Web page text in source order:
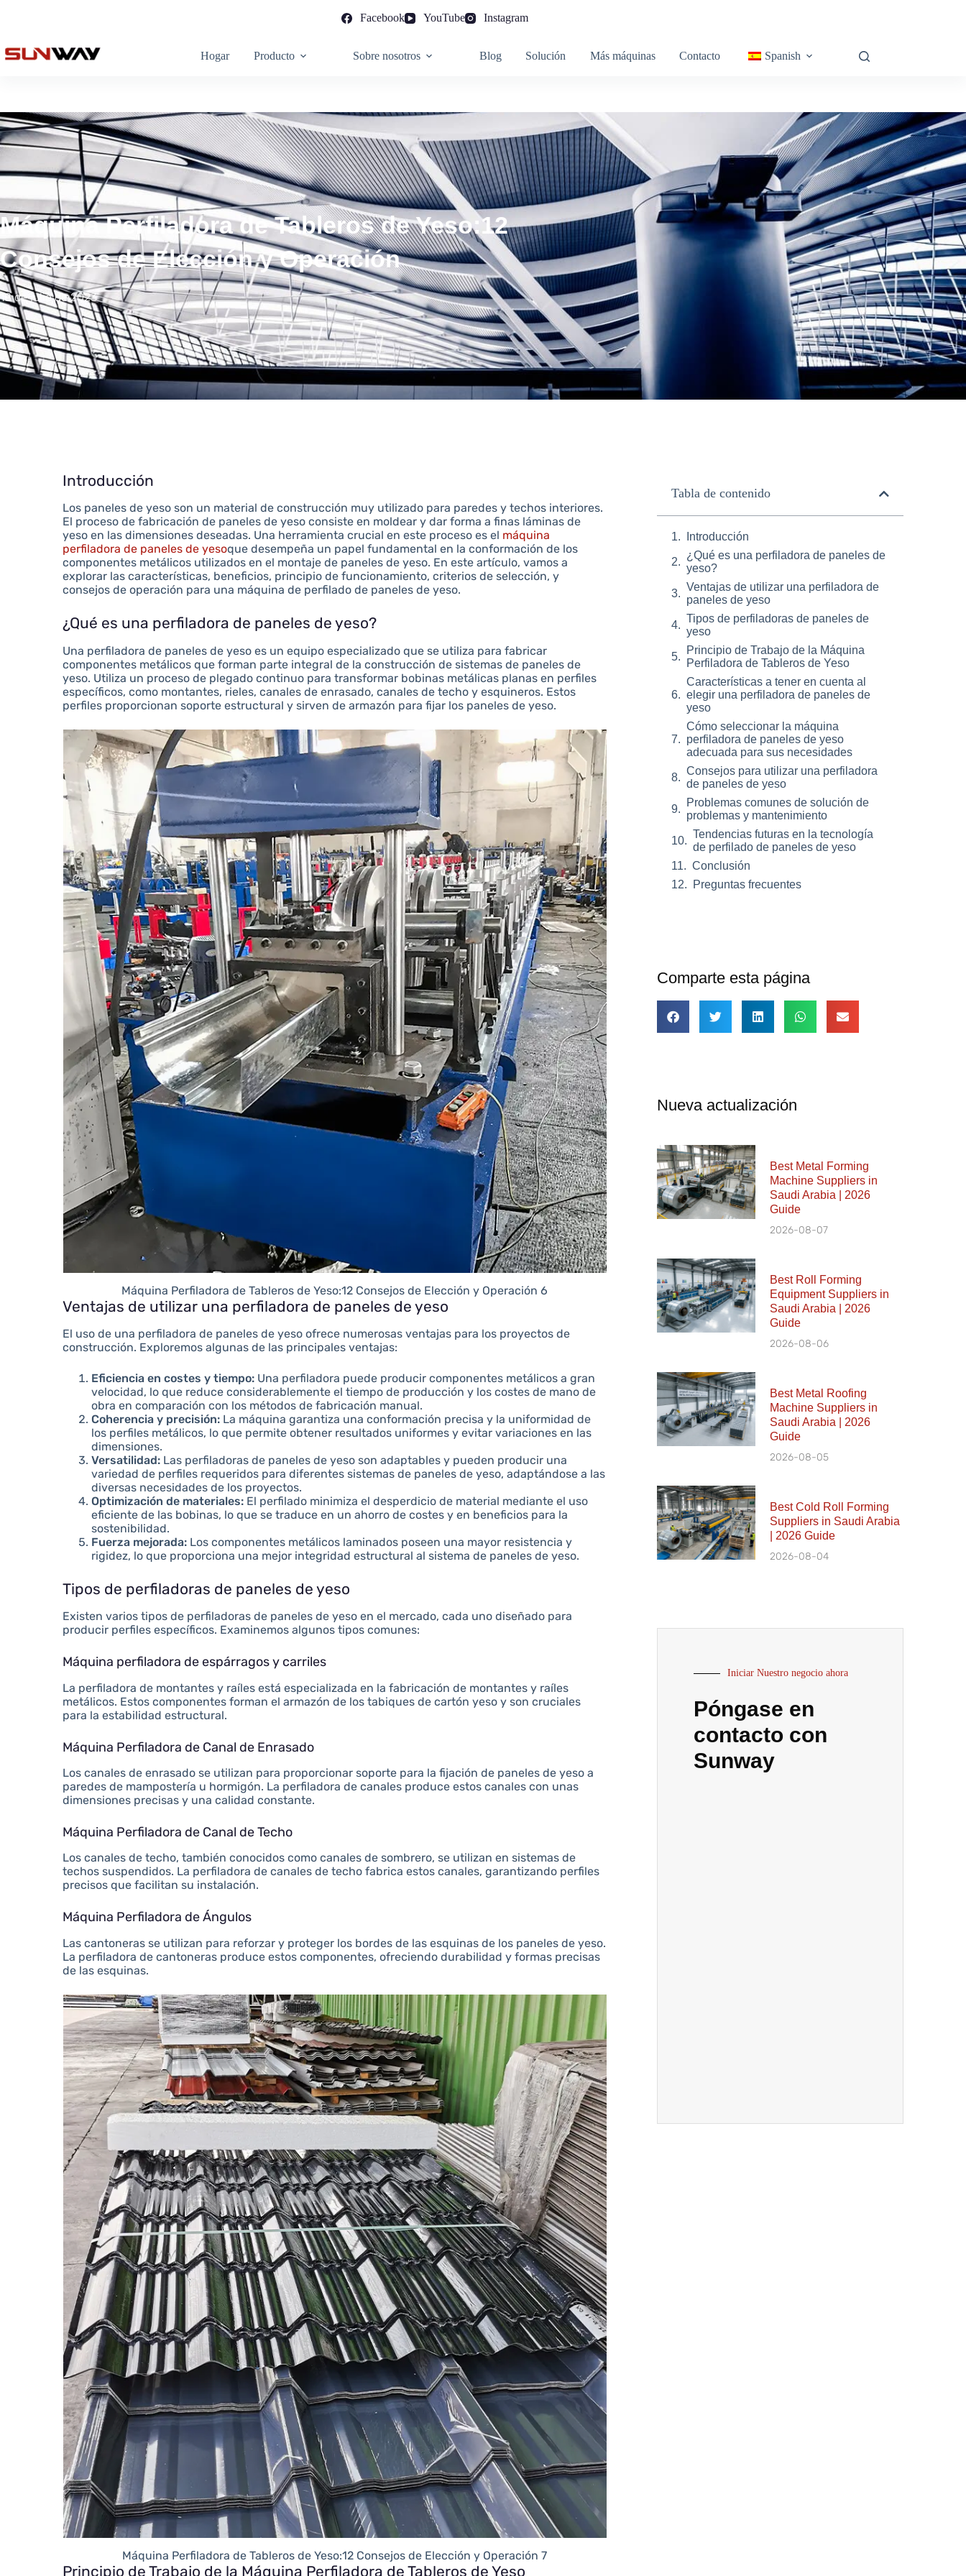
Facebook YouTube Instagram
Hogar Producto Sobre nosotros Blog Solución Más máquinas Contacto Spanish
Máquina Perfiladora de Tableros de Yeso:12
Consejos de Elección y Operación
18 de julio de 2023
Introducción
Los paneles de yeso son un material de construcción muy utilizado para paredes y techos interiores.
El proceso de fabricación de paneles de yeso consiste en moldear y dar forma a finas láminas de
yeso en las dimensiones deseadas. Una herramienta crucial en este proceso es el máquina
perfiladora de paneles de yesoque desempeña un papel fundamental en la conformación de los
componentes metálicos utilizados en el montaje de paneles de yeso. En este artículo, vamos a
explorar las características, beneficios, principio de funcionamiento, criterios de selección, y
consejos de operación para una máquina de perfilado de paneles de yeso.
¿Qué es una perfiladora de paneles de yeso?
Una perfiladora de paneles de yeso es un equipo especializado que se utiliza para fabricar
componentes metálicos que forman parte integral de la construcción de sistemas de paneles de
yeso. Utiliza un proceso de plegado continuo para transformar bobinas metálicas planas en perfiles
específicos, como montantes, rieles, canales de enrasado, canales de techo y esquineros. Estos
perfiles proporcionan soporte estructural y sirven de armazón para fijar los paneles de yeso.
Máquina Perfiladora de Tableros de Yeso:12 Consejos de Elección y Operación 6
Ventajas de utilizar una perfiladora de paneles de yeso
El uso de una perfiladora de paneles de yeso ofrece numerosas ventajas para los proyectos de
construcción. Exploremos algunas de las principales ventajas:
Eficiencia en costes y tiempo: Una perfiladora puede producir componentes metálicos a gran
velocidad, lo que reduce considerablemente el tiempo de producción y los costes de mano de
obra en comparación con los métodos de fabricación manual.
Coherencia y precisión: La máquina garantiza una conformación precisa y la uniformidad de
los perfiles metálicos, lo que permite obtener resultados uniformes y evitar variaciones en las
dimensiones.
Versatilidad: Las perfiladoras de paneles de yeso son adaptables y pueden producir una
variedad de perfiles requeridos para diferentes sistemas de paneles de yeso, adaptándose a las
diversas necesidades de los proyectos.
Optimización de materiales: El perfilado minimiza el desperdicio de material mediante el uso
eficiente de las bobinas, lo que se traduce en un ahorro de costes y en beneficios para la
sostenibilidad.
Fuerza mejorada: Los componentes metálicos laminados poseen una mayor resistencia y
rigidez, lo que proporciona una mejor integridad estructural al sistema de paneles de yeso.
Tipos de perfiladoras de paneles de yeso
Existen varios tipos de perfiladoras de paneles de yeso en el mercado, cada uno diseñado para
producir perfiles específicos. Examinemos algunos tipos comunes:
Máquina perfiladora de espárragos y carriles
La perfiladora de montantes y raíles está especializada en la fabricación de montantes y raíles
metálicos. Estos componentes forman el armazón de los tabiques de cartón yeso y son cruciales
para la estabilidad estructural.
Máquina Perfiladora de Canal de Enrasado
Los canales de enrasado se utilizan para proporcionar soporte para la fijación de paneles de yeso a
paredes de mampostería u hormigón. La perfiladora de canales produce estos canales con unas
dimensiones precisas y una calidad constante.
Máquina Perfiladora de Canal de Techo
Los canales de techo, también conocidos como canales de sombrero, se utilizan en sistemas de
techos suspendidos. La perfiladora de canales de techo fabrica estos canales, garantizando perfiles
precisos que facilitan su instalación.
Máquina Perfiladora de Ángulos
Las cantoneras se utilizan para reforzar y proteger los bordes de las esquinas de los paneles de yeso.
La perfiladora de cantoneras produce estos componentes, ofreciendo durabilidad y formas precisas
de las esquinas.
Máquina Perfiladora de Tableros de Yeso:12 Consejos de Elección y Operación 7
Principio de Trabajo de la Máquina Perfiladora de Tableros de Yeso
Tabla de contenido
Introducción
¿Qué es una perfiladora de paneles de
yeso?
Ventajas de utilizar una perfiladora de
paneles de yeso
Tipos de perfiladoras de paneles de
yeso
Principio de Trabajo de la Máquina
Perfiladora de Tableros de Yeso
Características a tener en cuenta al
elegir una perfiladora de paneles de
yeso
Cómo seleccionar la máquina
perfiladora de paneles de yeso
adecuada para sus necesidades
Consejos para utilizar una perfiladora
de paneles de yeso
Problemas comunes de solución de
problemas y mantenimiento
Tendencias futuras en la tecnología
de perfilado de paneles de yeso
Conclusión
Preguntas frecuentes
Comparte esta página
Nueva actualización
Best Metal Forming
Machine Suppliers in
Saudi Arabia | 2026
Guide
2026-08-07
Best Roll Forming
Equipment Suppliers in
Saudi Arabia | 2026
Guide
2026-08-06
Best Metal Roofing
Machine Suppliers in
Saudi Arabia | 2026
Guide
2026-08-05
Best Cold Roll Forming
Suppliers in Saudi Arabia
| 2026 Guide
2026-08-04
Iniciar Nuestro negocio ahora
Póngase en
contacto con
Sunway